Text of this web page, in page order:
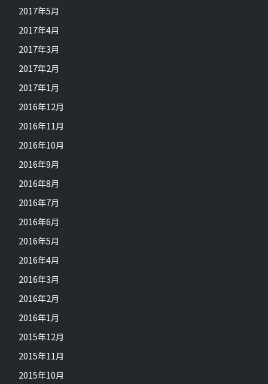
2017年5月
2017年4月
2017年3月
2017年2月
2017年1月
2016年12月
2016年11月
2016年10月
2016年9月
2016年8月
2016年7月
2016年6月
2016年5月
2016年4月
2016年3月
2016年2月
2016年1月
2015年12月
2015年11月
2015年10月